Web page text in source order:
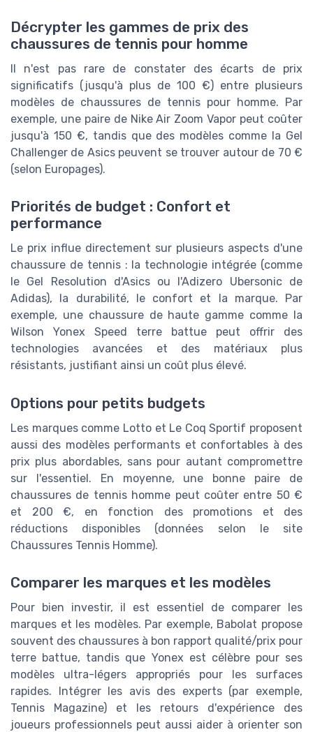
Décrypter les gammes de prix des
chaussures de tennis pour homme
Il n'est pas rare de constater des écarts de prix
significatifs (jusqu'à plus de 100 €) entre plusieurs
modèles de chaussures de tennis pour homme. Par
exemple, une paire de Nike Air Zoom Vapor peut coûter
jusqu'à 150 €, tandis que des modèles comme la Gel
Challenger de Asics peuvent se trouver autour de 70 €
(selon Europages).
Priorités de budget : Confort et
performance
Le prix influe directement sur plusieurs aspects d'une
chaussure de tennis : la technologie intégrée (comme
le Gel Resolution d'Asics ou l'Adizero Ubersonic de
Adidas), la durabilité, le confort et la marque. Par
exemple, une chaussure de haute gamme comme la
Wilson Yonex Speed terre battue peut offrir des
technologies avancées et des matériaux plus
résistants, justifiant ainsi un coût plus élevé.
Options pour petits budgets
Les marques comme Lotto et Le Coq Sportif proposent
aussi des modèles performants et confortables à des
prix plus abordables, sans pour autant compromettre
sur l'essentiel. En moyenne, une bonne paire de
chaussures de tennis homme peut coûter entre 50 €
et 200 €, en fonction des promotions et des
réductions disponibles (données selon le site
Chaussures Tennis Homme).
Comparer les marques et les modèles
Pour bien investir, il est essentiel de comparer les
marques et les modèles. Par exemple, Babolat propose
souvent des chaussures à bon rapport qualité/prix pour
terre battue, tandis que Yonex est célèbre pour ses
modèles ultra-légers appropriés pour les surfaces
rapides. Intégrer les avis des experts (par exemple,
Tennis Magazine) et les retours d'expérience des
joueurs professionnels peut aussi aider à orienter son